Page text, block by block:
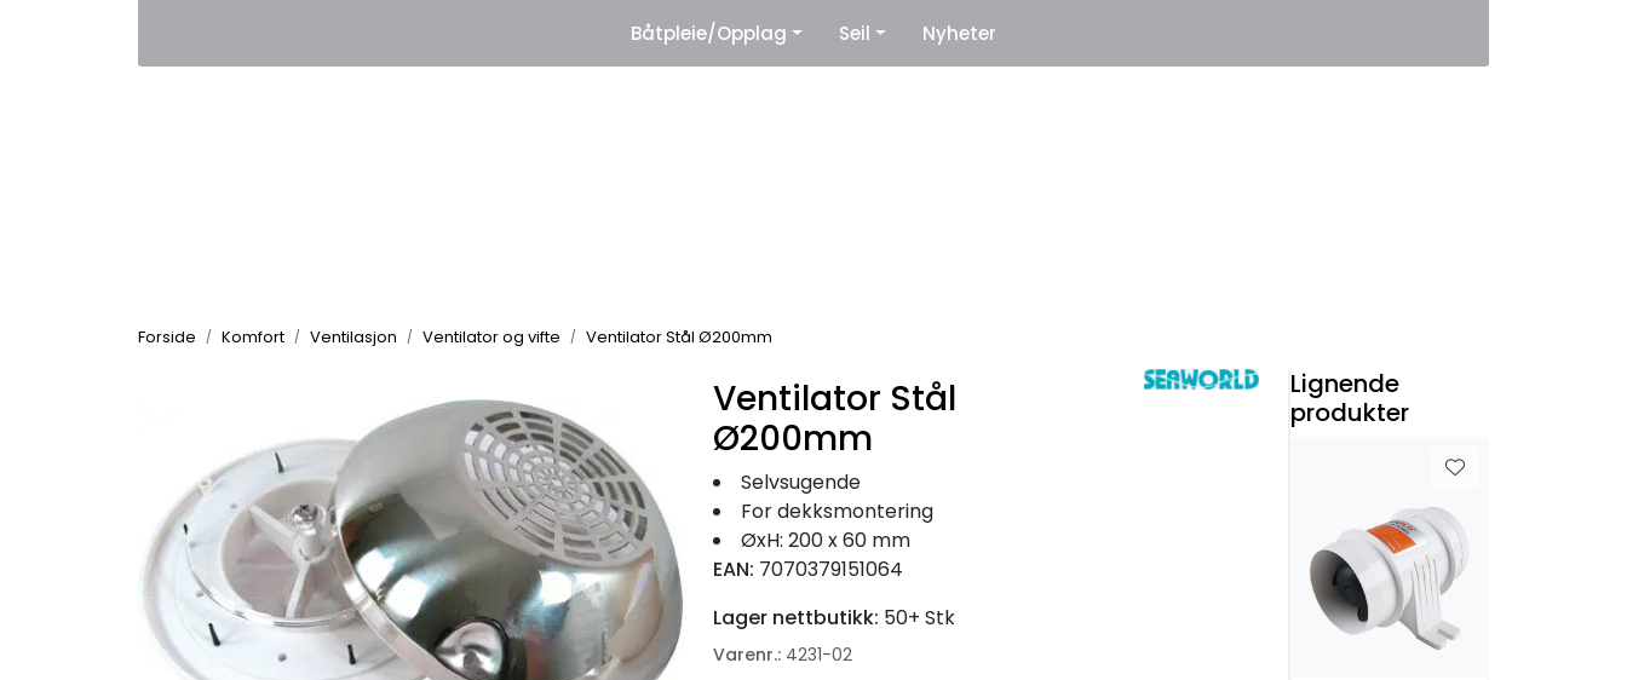
Leverandører
Båtpleie/Opplag Seil Nyheter
Forside Komfort Ventilasjon Ventilator og vifte Ventilator Stål Ø200mm
Ventilator Stål
Ø200mm
Selvsugende
For dekksmontering
ØxH: 200 x 60 mm
EAN: 7070379151064
Lager nettbutikk: 50+ Stk
Varenr.: 4231-02
Lignende
produkter